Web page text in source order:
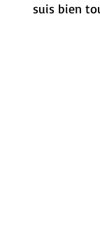
suis bien